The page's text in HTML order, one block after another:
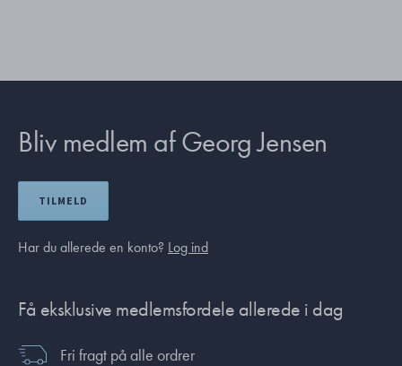
Bliv medlem af Georg Jensen
TILMELD
Har du allerede en konto? Log ind
Få eksklusive medlemsfordele allerede i dag
Fri fragt på alle ordrer